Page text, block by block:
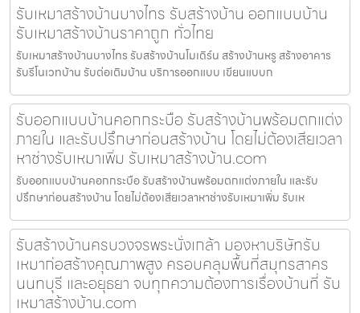
รับเหมาสร้างบ้านบางไทร รับสร้างบ้าน ออกแบบบ้าน
รับเหมาสร้างบ้านราคาถูก ทั่วไทย
รับเหมาสร้างบ้านบางไทร รับสร้างบ้านโมเดิร์น สร้างบ้านหรู สร้างอาคาร
รับรีโนเวทบ้าน รับต่อเติมบ้าน บริการออกแบบ เขียนแบบก
รับออกแบบบ้านคอกกระบือ รับสร้างบ้านพร้อมตกแต่ง
ภายใน และรับปรึกษาก่อนสร้างบ้าน โดยไม่ต้องเสียเวลา
หาช่างรับเหมาเพิ่ม รับเหมาสร้างบ้าน.com
รับออกแบบบ้านคอกกระบือ รับสร้างบ้านพร้อมตกแต่งภายใน และรับ
ปรึกษาก่อนสร้างบ้าน โดยไม่ต้องเสียเวลาหาช่างรับเหมาเพิ่ม รับเห
รับสร้างบ้านครบวงจรพระนั่งเกล้า มองหาบริษัทรับ
เหมาก่อสร้างคุณภาพสูง ครอบคลุมพื้นที่สมุทรสาคร
นนทบุรี และอยุธยา จบทุกความต้องการเรื่องบ้านที่ รับ
เหมาสร้างบ้าน.com